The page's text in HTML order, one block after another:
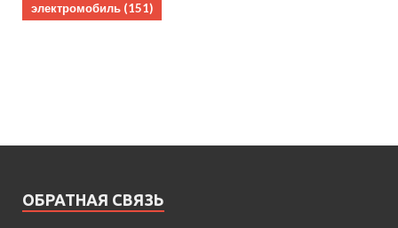
электромобиль (151)
ОБРАТНАЯ СВЯЗЬ